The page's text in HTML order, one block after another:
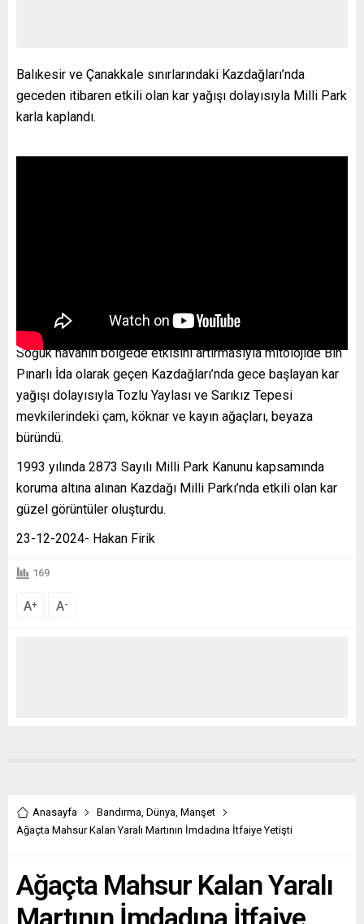
Balıkesir ve Çanakkale sınırlarındaki Kazdağları’nda
geceden itibaren etkili olan kar yağışı dolayısıyla Milli Park
karla kaplandı.
Soğuk havanın bölgede etkisini artırmasıyla mitolojide Bin
Pınarlı İda olarak geçen Kazdağları’nda gece başlayan kar
yağışı dolayısıyla Tozlu Yaylası ve Sarıkız Tepesi
mevkilerindeki çam, köknar ve kayın ağaçları, beyaza
büründü.
1993 yılında 2873 Sayılı Milli Park Kanunu kapsamında
koruma altına alınan Kazdağı Milli Parkı’nda etkili olan kar
güzel görüntüler oluşturdu.
23-12-2024- Hakan Firik
169
A+ A-
Anasayfa Bandırma Dünya Manşet
Ağaçta Mahsur Kalan Yaralı Martının İmdadına İtfaiye Yetişti
Ağaçta Mahsur Kalan Yaralı
Martının İmdadına İtfaiye